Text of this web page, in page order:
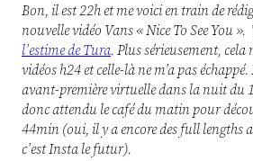
Bon, il est 22h et me voici en train de
nouvelle vidéo Vans « Nice To See You
l’estime de Tura. Plus sérieusement, cela
vidéos h24 et celle-là ne m’a pas
avant-première virtuelle dans la nuit du
donc attendu le café du matin pour
44min (oui, il y a encore des full lengths
c’est Insta le futur).